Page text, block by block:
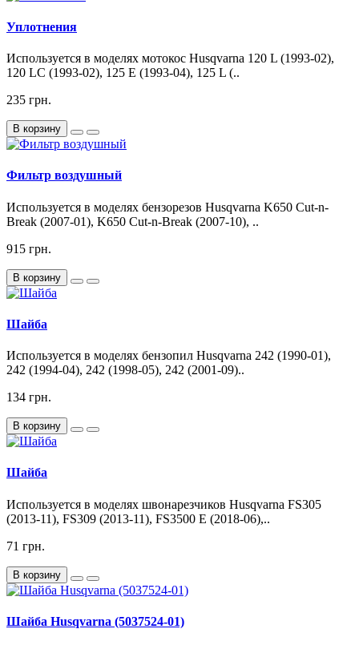
Уплотнения
Используется в моделях мотокос Husqvarna 120 L (1993-02),
120 LC (1993-02), 125 E (1993-04), 125 L (..
235 грн.
В корзину
Фильтр воздушный
Используется в моделях бензорезов Husqvarna K650 Cut-n-
Break (2007-01), K650 Cut-n-Break (2007-10), ..
915 грн.
В корзину
Шайба
Используется в моделях бензопил Husqvarna 242 (1990-01),
242 (1994-04), 242 (1998-05), 242 (2001-09)..
134 грн.
В корзину
Шайба
Используется в моделях швонарезчиков Husqvarna FS305
(2013-11), FS309 (2013-11), FS3500 E (2018-06),..
71 грн.
В корзину
Шайба Husqvarna (5037524-01)